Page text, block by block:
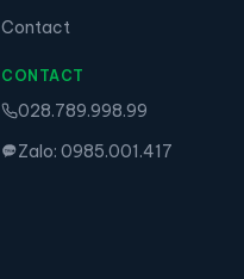
Contact
CONTACT
028.789.998.99
Zalo: 0985.001.417